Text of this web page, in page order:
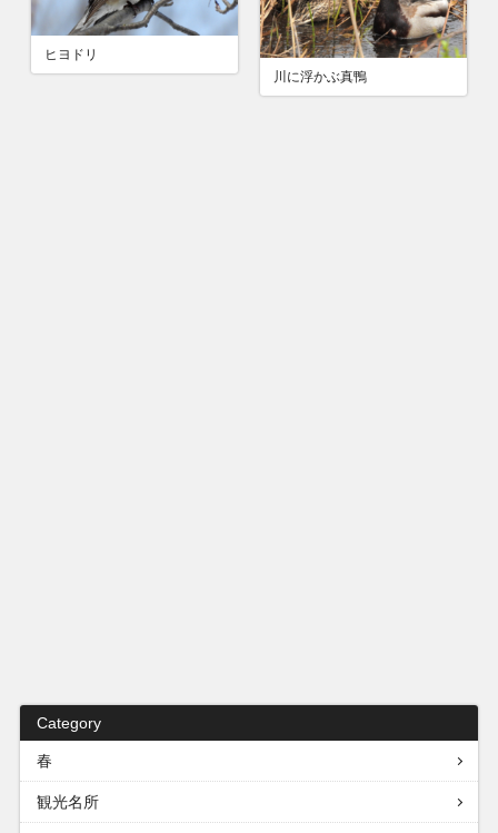
ヒヨドリ
川に浮かぶ真鴨
Category
春
観光名所